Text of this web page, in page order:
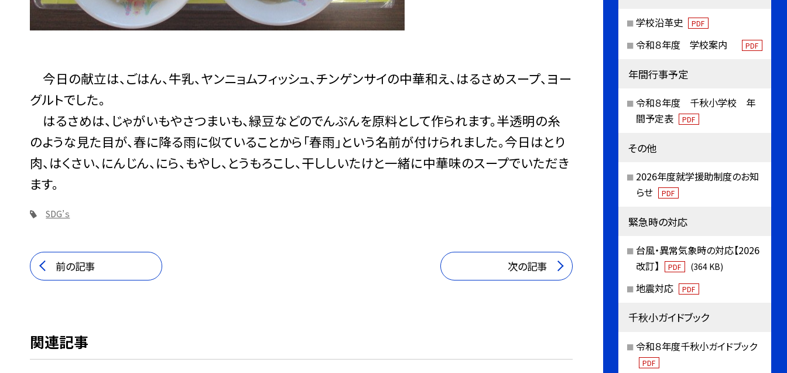
今日の献立は、ごはん、牛乳、ヤンニョムフィッシュ、チンゲンサイの中華和え、はるさめスープ、ヨー
グルトでした。
はるさめは、じゃがいもやさつまいも、緑豆などのでんぷんを原料として作られます。半透明の糸
のような見た目が、春に降る雨に似ていることから「春雨」という名前が付けられました。今日はとり
肉、はくさい、にんじん、にら、もやし、とうもろこし、干ししいたけと一緒に中華味のスープでいただき
ます。
SDG’ｓ
前の記事 次の記事
関連記事
学校沿革史 PDF
令和８年度 学校案内 PDF
年間行事予定
令和８年度 千秋小学校 年
間予定表
PDF
その他
2026年度就学援助制度のお知
らせ
PDF
緊急時の対応
台風・異常気象時の対応【2026
改訂】
PDF (364 KB)
地震対応 PDF
千秋小ガイドブック
令和８年度千秋小ガイドブック
PDF